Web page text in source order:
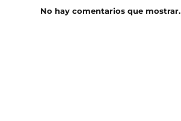
No hay comentarios que mostrar.